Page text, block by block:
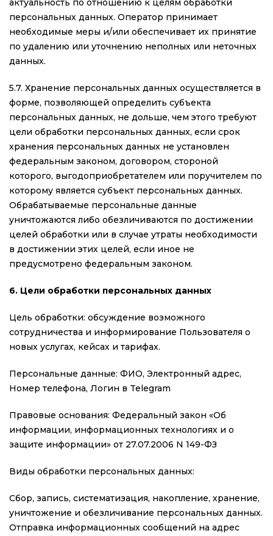
актуальность по отношению к целям обработки
персональных данных. Оператор принимает
необходимые меры и/или обеспечивает их принятие
по удалению или уточнению неполных или неточных
данных.
5.7. Хранение персональных данных осуществляется в
форме, позволяющей определить субъекта
персональных данных, не дольше, чем этого требуют
цели обработки персональных данных, если срок
хранения персональных данных не установлен
федеральным законом, договором, стороной
которого, выгодоприобретателем или поручителем по
которому является субъект персональных данных.
Обрабатываемые персональные данные
уничтожаются либо обезличиваются по достижении
целей обработки или в случае утраты необходимости
в достижении этих целей, если иное не
предусмотрено федеральным законом.
6. Цели обработки персональных данных
Цель обработки: обсуждение возможного
сотрудничества и информирование Пользователя о
новых услугах, кейсах и тарифах.
Персональные данные: ФИО, Электронный адрес,
Номер телефона, Логин в Telegram
Правовые основания: Федеральный закон «Об
информации, информационных технологиях и о
защите информации» от 27.07.2006 N 149-ФЗ
Виды обработки персональных данных:
Сбор, запись, систематизация, накопление, хранение,
уничтожение и обезличивание персональных данных.
Отправка информационных сообщений на адрес